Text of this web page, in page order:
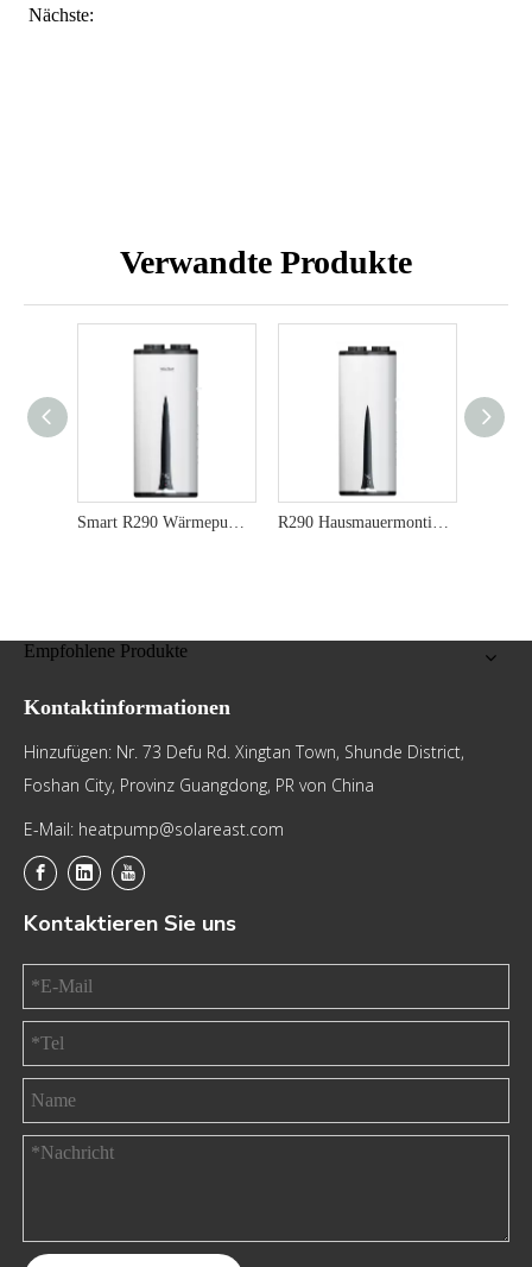
Nächste:
Verwandte Produkte
Smart R290 Wärmepumpe Warmwasserbereiter - Bestes Wohnwassersystem 220 V R290 Hausmauermontierter Wärmepumpe-vertikales Design, 75 ° C-Ausgang, A+ Energieeffizienz
Empfohlene Produkte
Kontaktinformationen
Hinzufügen: Nr. 73 Defu Rd. Xingtan Town, Shunde District,
Foshan City, Provinz Guangdong, PR von China
E-Mail: heatpump@solareast.com
Kontaktieren Sie uns